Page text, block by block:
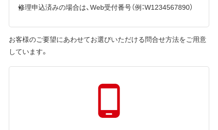
修理申込済みの場合は、Web受付番号（例：W1234567890）
お客様のご要望にあわせてお選びいただける問合せ方法をご用意
しています。